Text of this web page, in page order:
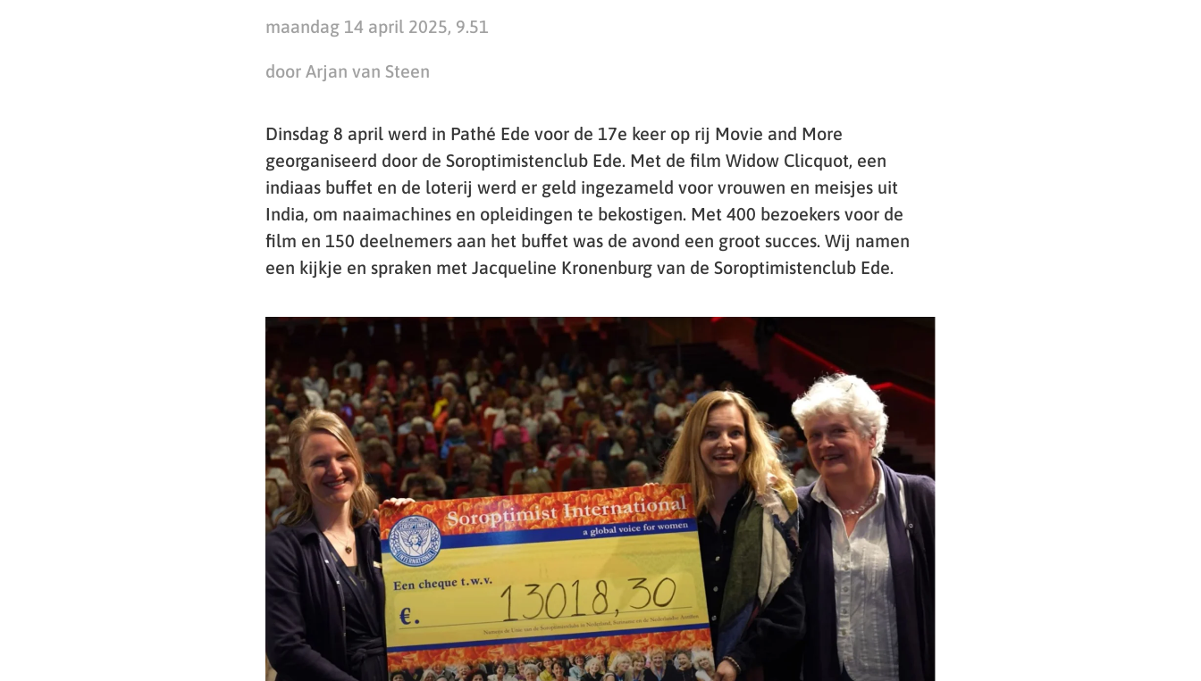
maandag 14 april 2025, 9.51
door Arjan van Steen
Dinsdag 8 april werd in Pathé Ede voor de 17e keer op rij Movie and More
georganiseerd door de Soroptimistenclub Ede. Met de film Widow Clicquot, een
indiaas buffet en de loterij werd er geld ingezameld voor vrouwen en meisjes uit
India, om naaimachines en opleidingen te bekostigen. Met 400 bezoekers voor de
film en 150 deelnemers aan het buffet was de avond een groot succes. Wij namen
een kijkje en spraken met Jacqueline Kronenburg van de Soroptimistenclub Ede.